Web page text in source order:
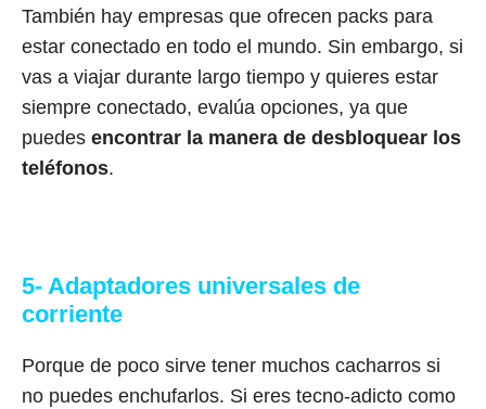
También hay empresas que ofrecen packs para
estar conectado en todo el mundo. Sin embargo, si
vas a viajar durante largo tiempo y quieres estar
siempre conectado, evalúa opciones, ya que
puedes encontrar la manera de desbloquear los
teléfonos.
5- Adaptadores universales de
corriente
Porque de poco sirve tener muchos cacharros si
no puedes enchufarlos. Si eres tecno-adicto como